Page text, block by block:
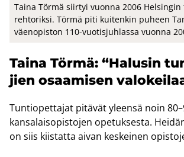
Taina Törmä siir­tyi vuon­na 2006 Hel­sin­gin
reh­to­rik­si. Törmä piti kui­ten­kin pu­heen
väen­opis­ton 110-​vuotisjuhlassa vuon­na
Taina Törmä: “Ha­lusin
jien osaa­mi­sen
Tun­tio­pet­ta­jat pi­tä­vät yleen­sä noin
kan­sa­lais­opis­to­jen ope­tuk­ses­ta.
on siis kiis­tat­ta aivan kes­kei­nen